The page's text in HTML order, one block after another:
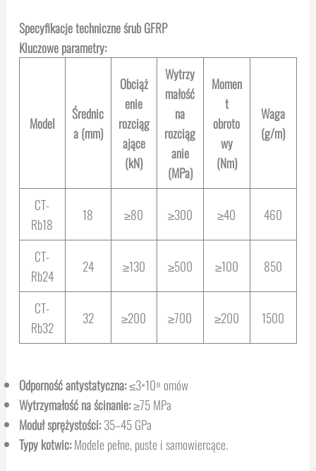
Specyfikacje techniczne śrub GFRP
Kluczowe parametry:
Model
Średnic
a (mm)
Obciąż
enie
rozciąg
ające
(kN)
Wytrzy
małość
na
rozciąg
anie
(MPa)
Momen
t
obroto
wy
(Nm)
Waga
(g/m)
CT-
Rb18
18 ≥80 ≥300 ≥40 460
CT-
Rb24
24 ≥130 ≥500 ≥100 850
CT-
Rb32
32 ≥200 ≥700 ≥200 1500
Odporność antystatyczna:≤3×10⁸ omów
Wytrzymałość na ścinanie:≥75 MPa
Moduł sprężystości:35–45 GPa
Typy kotwic:Modele pełne, puste i samowiercące.